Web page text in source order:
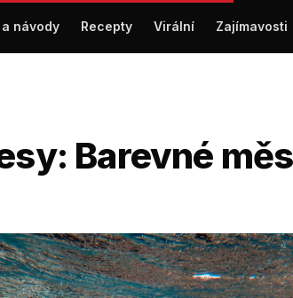
a návody Recepty Virální Zajímavosti
Barevné